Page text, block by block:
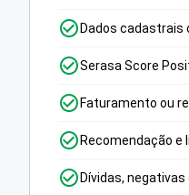
Dados cadastrais
Serasa Score
Faturamento ou
Recomendação e
Dívidas,